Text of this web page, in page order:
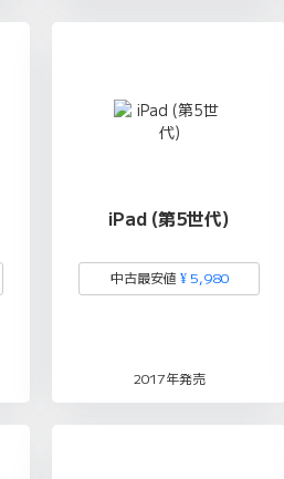
iPad (第5世代)
中古最安値 ¥ 5,980
2017年発売